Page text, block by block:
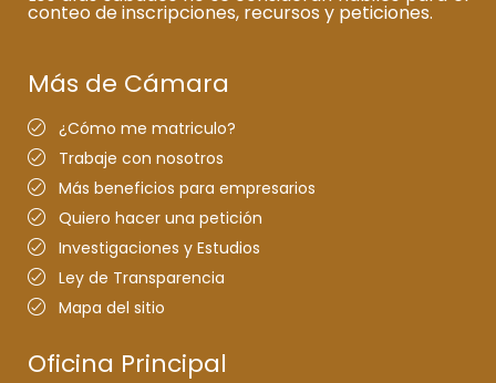
conteo de inscripciones, recursos y peticiones.
Más de Cámara
¿Cómo me matriculo?
Trabaje con nosotros
Más beneficios para empresarios
Quiero hacer una petición
Investigaciones y Estudios
Ley de Transparencia
Mapa del sitio
Oficina Principal